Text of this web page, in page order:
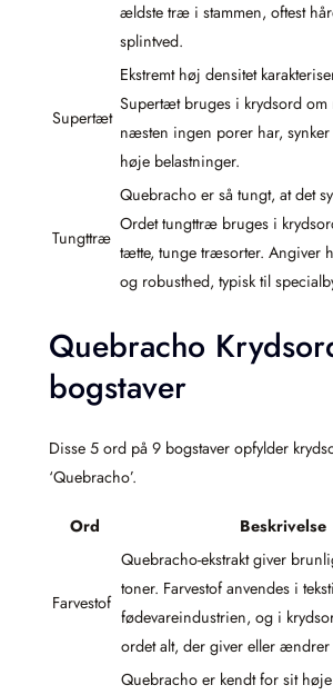
ældste træ i stammen, oftest
splintved.
Supertæt
Ekstremt høj densitet
Supertæt bruges i krydsord om
næsten ingen porer har,
høje belastninger.
Tungttræ
Quebracho er så tungt, at det
Ordet tungttræ bruges i
tætte, tunge træsorter. Angiver
og robusthed, typisk til
Quebracho
bogstaver
Disse 5 ord på 9 bogstaver opfylder
‘Quebracho’.
Ord Beskrivelse
Farvestof
Quebracho-ekstrakt giver
toner. Farvestof anvendes i
fødevareindustrien, og i
ordet alt, der giver eller ændrer
Quebracho er kendt for sit